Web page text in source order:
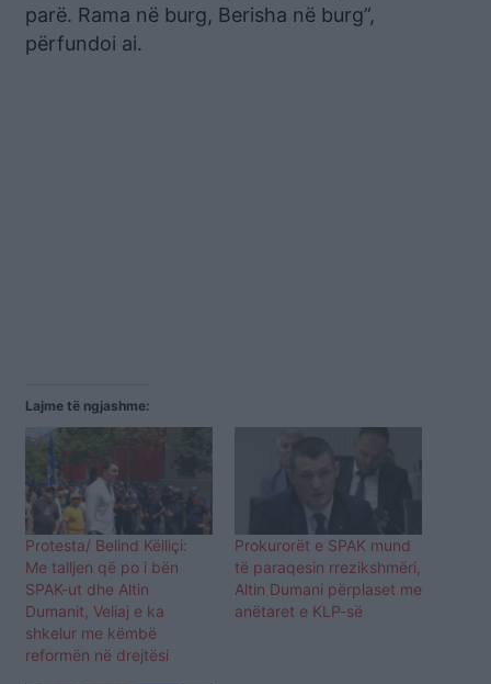
parë. Rama në burg, Berisha në burg”,
përfundoi ai.
Lajme të ngjashme:
Protesta/ Belind Këlliçi:
Me talljen që po i bën
SPAK-ut dhe Altin
Dumanit, Veliaj e ka
shkelur me këmbë
reformën në drejtësi
Prokurorët e SPAK mund
të paraqesin rrezikshmëri,
Altin Dumani përplaset me
anëtaret e KLP-së